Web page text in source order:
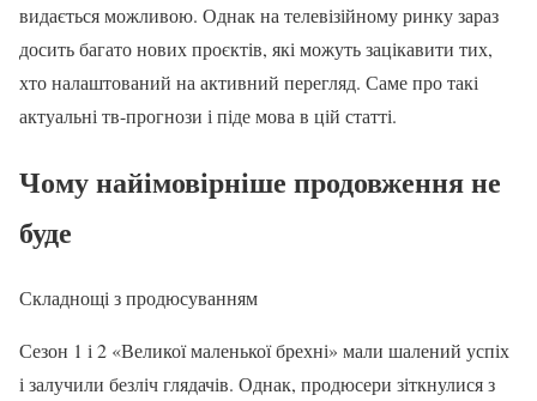
видається можливою. Однак на телевізійному ринку зараз
досить багато нових проєктів, які можуть зацікавити тих,
хто налаштований на активний перегляд. Саме про такі
актуальні тв-прогнози і піде мова в цій статті.
Чому найімовірніше продовження не
буде
Складнощі з продюсуванням
Сезон 1 і 2 «Великої маленької брехні» мали шалений успіх
і залучили безліч глядачів. Однак, продюсери зіткнулися з